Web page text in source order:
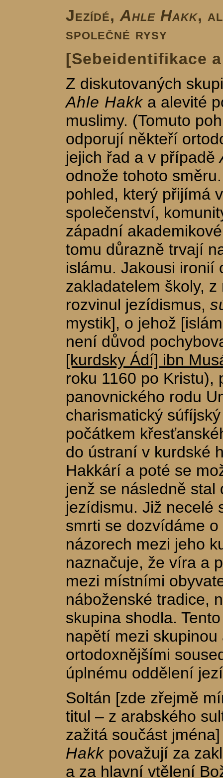
Jezídé, Ahle Hakk,
společné rysy
[Sebeidentifikace
Z diskutovaných
Ahle Hakk a alevité
muslimy. (Tomuto
odporují někteří
jejich řad a v případě
odnože tohoto
pohled, který přijímá
společenství,
západní
tomu důrazně trvají
islámu. Jakousi ironií
zakladatelem školy,
rozvinul jezídismus,
mystik], o jehož
není důvod
[kurdsky Ádí] ibn
roku 1160 po Kristu),
panovnického rodu
charismatický
počátkem
do ústraní v kurdské
Hakkárí a poté se
jenž se následně
jezídismu. Již necelé
smrti se dozvídáme
názorech mezi jeho
naznačuje, že víra a
mezi místními
náboženské tradice,
skupina shodla.
napětí mezi skupinou
ortodoxnějšími
úplnému oddělení
Soltán [zde zřejmě
titul – z arabského
zažitá součást
Hakk považují za
a za hlavní vtělení